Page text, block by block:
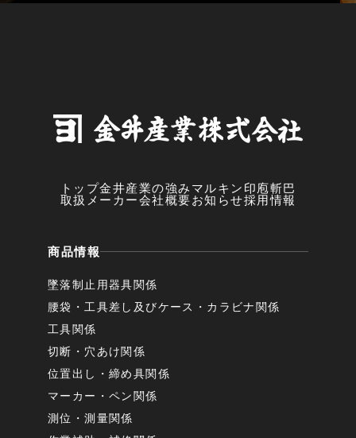
トップ金井産業の強み マルキン印 庖斬巴
取扱メーカー会社概要お知らせ採用情報
商品情報
墜落制止用器具関係
腰袋・工具差し及びケース・カラビナ関係
工具関係
切断・穴あけ関係
位置出し・締め具関係
マーカー・ペン関係
測位・測量関係